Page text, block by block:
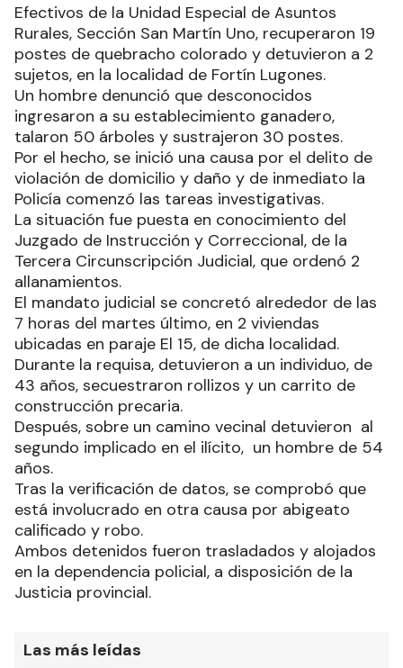
Efectivos de la Unidad Especial de Asuntos
Rurales, Sección San Martín Uno, recuperaron 19
postes de quebracho colorado y detuvieron a 2
sujetos, en la localidad de Fortín Lugones.
Un hombre denunció que desconocidos
ingresaron a su establecimiento ganadero,
talaron 50 árboles y sustrajeron 30 postes.
Por el hecho, se inició una causa por el delito de
violación de domicilio y daño y de inmediato la
Policía comenzó las tareas investigativas.
La situación fue puesta en conocimiento del
Juzgado de Instrucción y Correccional, de la
Tercera Circunscripción Judicial, que ordenó 2
allanamientos.
El mandato judicial se concretó alrededor de las
7 horas del martes último, en 2 viviendas
ubicadas en paraje El 15, de dicha localidad.
Durante la requisa, detuvieron a un individuo, de
43 años, secuestraron rollizos y un carrito de
construcción precaria.
Después, sobre un camino vecinal detuvieron al
segundo implicado en el ilícito, un hombre de 54
años.
Tras la verificación de datos, se comprobó que
está involucrado en otra causa por abigeato
calificado y robo.
Ambos detenidos fueron trasladados y alojados
en la dependencia policial, a disposición de la
Justicia provincial.
Las más leídas